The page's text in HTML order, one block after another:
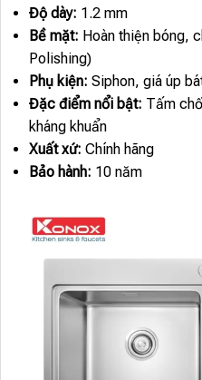
Độ dày: 1.2 mm
Bề mặt: Hoàn thiện bóng,
Polishing)
Phụ kiện: Siphon, giá úp
Đặc điểm nổi bật: Tấm
kháng khuẩn
Xuất xứ: Chính hãng
Bảo hành: 10 năm